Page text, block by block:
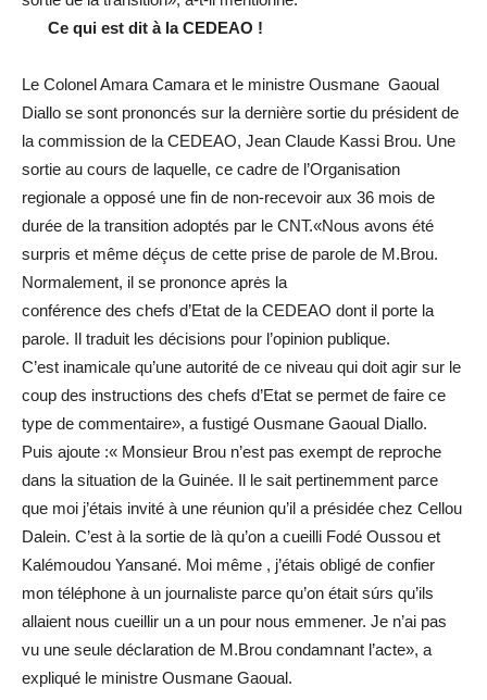
Ce qui est dit à la CEDEAO !
Le Colonel Amara Camara et le ministre Ousmane Gaoual
Diallo se sont prononcés sur la dernière sortie du président de
la commission de la CEDEAO, Jean Claude Kassi Brou. Une
sortie au cours de laquelle, ce cadre de l’Organisation
regionale a opposé une fin de non-recevoir aux 36 mois de
durée de la transition adoptés par le CNT.«Nous avons été
surpris et même déçus de cette prise de parole de M.Brou.
Normalement, il se prononce aprės la
conférence des chefs d’Etat de la CEDEAO dont il porte la
parole. Il traduit les décisions pour l’opinion publique.
C’est inamicale qu’une autorité de ce niveau qui doit agir sur le
coup des instructions des chefs d’Etat se permet de faire ce
type de commentaire», a fustigé Ousmane Gaoual Diallo.
Puis ajoute :« Monsieur Brou n’est pas exempt de reproche
dans la situation de la Guinée. Il le sait pertinemment parce
que moi j’étais invité à une réunion qu’il a présidée chez Cellou
Dalein. C’est à la sortie de là qu’on a cueilli Fodé Oussou et
Kalémoudou Yansané. Moi même , j’étais obligé de confier
mon téléphone à un journaliste parce qu’on était súrs qu’ils
allaient nous cueillir un a un pour nous emmener. Je n’ai pas
vu une seule déclaration de M.Brou condamnant l’acte», a
expliqué le ministre Ousmane Gaoual.